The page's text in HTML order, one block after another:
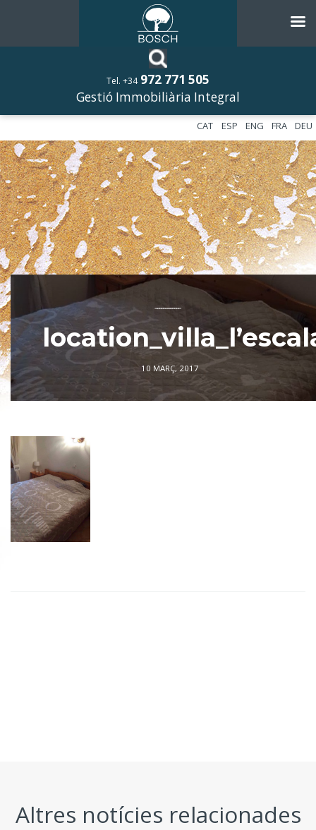
Tel. +34 972 771 505
Gestió Immobiliària Integral
DEU
FRA
ENG
ESP
CAT
––––––––––––
10 MARÇ, 2017
Altres notícies relacionades